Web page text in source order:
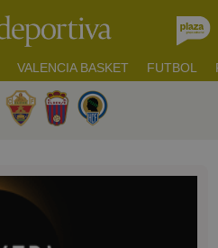
VALENCIA BASKET FUTBOL